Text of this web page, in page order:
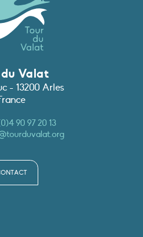
Valat
- 13200 Arles
90 97 20 13